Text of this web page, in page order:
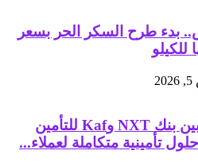
بدء طرح السكر الحر بسعر
تحالف بين بنك NXT وKaf للتأمين
تأمينية متكاملة لعملاء...